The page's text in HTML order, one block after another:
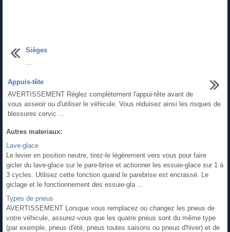
Sièges
Appuis-tête
AVERTISSEMENT Réglez complètement l'appui-tête avant de
vous asseoir ou d'utiliser le véhicule. Vous réduisez ainsi les risques de
blessures cervic ...
Autres materiaux:
Lave-glace
Le levier en position neutre, tirez-le légèrement vers vous pour faire
gicler du lave-glace sur le pare-brise et actionner les essuie-glace sur 1 à
3 cycles. Utilisez cette fonction quand le parebrise est encrassé. Le
giclage et le fonctionnement des essuie-gla ...
Types de pneus
AVERTISSEMENT Lorsque vous remplacez ou changez les pneus de
votre véhicule, assurez-vous que les quatre pneus sont du même type
(par exemple, pneus d'été, pneus toutes saisons ou pneus d'hiver) et de